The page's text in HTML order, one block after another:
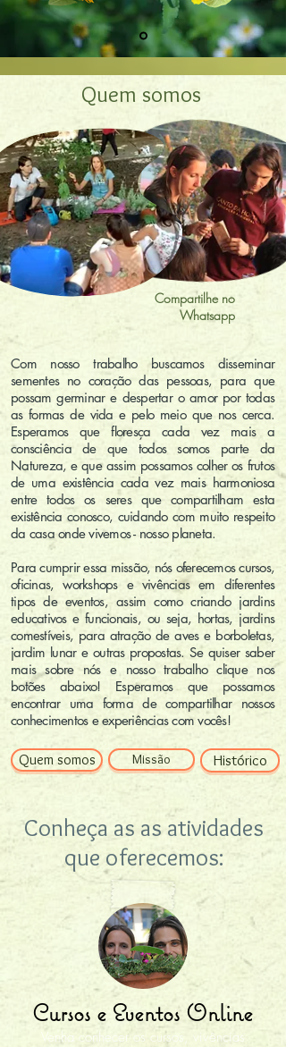
Quem somos
Quem somos Missão Histórico
Com nosso trabalho buscamos disseminar
sementes no coração das pessoas, para que
possam germinar e despertar o amor por todas
as formas de vida e pelo meio que nos cerca.
Esperamos que floresça cada vez mais a
consciência de que todos somos parte da
Natureza, e que assim possamos colher os frutos
de uma existência cada vez mais harmoniosa
entre todos os seres que compartilham esta
existência conosco, cuidando com muito respeito
da casa onde vivemos - nosso planeta.
Para cumprir essa missão, nós oferecemos cursos,
oficinas, workshops e vivências em diferentes
tipos de eventos, assim como criando jardins
educativos e funcionais, ou seja, hortas, jardins
comestíveis, para atração de aves e borboletas,
jardim lunar e outras propostas. Se quiser saber
mais sobre nós e nosso trabalho clique nos
botões abaixo! Esperamos que possamos
encontrar uma forma de compartilhar nossos
conhecimentos e experiências com vocês!
Compartilhe no
Whatsapp
Conheça as as atividades
que oferecemos:
Cursos e Eventos Online
Venha conhecer os cursos, vivências